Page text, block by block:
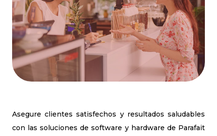
Asegure clientes satisfechos y resultados saludables
con las soluciones de software y hardware de Parafait